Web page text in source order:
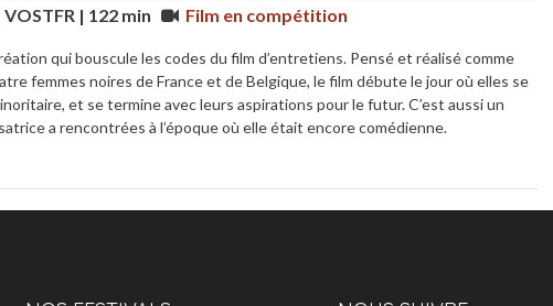
VOSTFR | 122 min Film en compétition
qui bouscule les codes du film d’entretiens. Pensé et réalisé comme
femmes noires de France et de Belgique, le film débute le jour où elles se
et se termine avec leurs aspirations pour le futur. C’est aussi un
a rencontrées à l’époque où elle était encore comédienne.